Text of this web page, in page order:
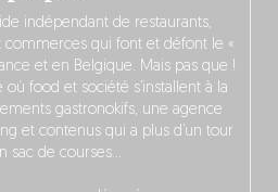
indépendant de restaurants,
commerces qui font et défont le «
et en Belgique. Mais pas que !
où food et société s’installent à la
gastronokifs, une agence
et contenus qui a plus d’un tour
sac de courses…